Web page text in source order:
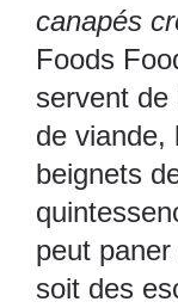
canapés
Foods
servent de
de viande,
beignets
peut
soit des